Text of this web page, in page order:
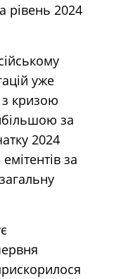
рівень 2024
уже
кризою
за
2024
за